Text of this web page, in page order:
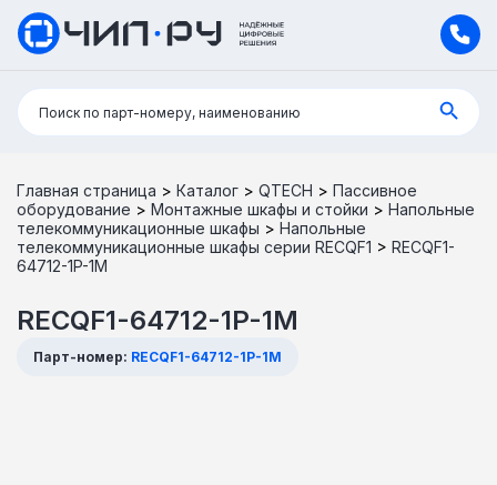
Поиск:
Поиск по парт-номеру, наименованию
Главная страница > Каталог > QTECH > Пассивное
оборудование > Монтажные шкафы и стойки > Напольные
телекоммуникационные шкафы > Напольные
телекоммуникационные шкафы серии RECQF1 > RECQF1-
64712-1P-1M
RECQF1-64712-1P-1M
Парт-номер: RECQF1-64712-1P-1M